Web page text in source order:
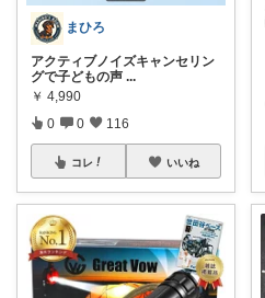
まひろ
アクティブノイズキャンセリン
グで子どもの声 ...
￥ 4,990
0 0 116
コレ いいね